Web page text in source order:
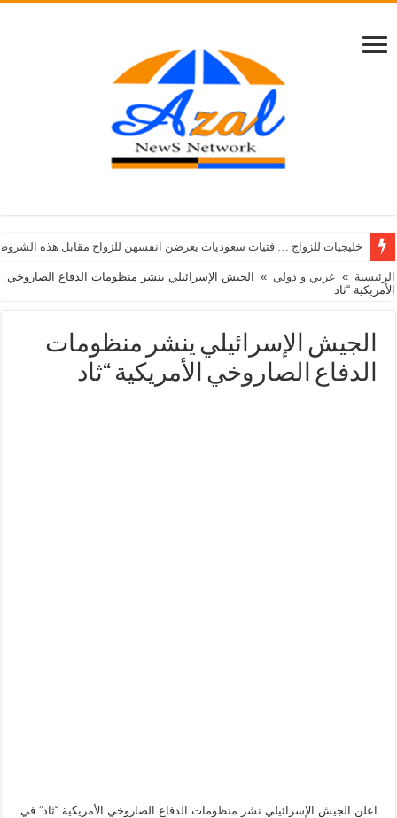
خليجيات للزواج … فتيات سعوديات يعرضن انفسهن للزواج مقابل هذه
الرئيسية » عربي و دولي »
الجيش الإسرائيلي ينشر منظومات الدفاع الصاروخي
الأمريكية “ثاد
الجيش الإسرائيلي ينشر منظومات
الدفاع الصاروخي الأمريكية “ثاد
اعلن الجيش الإسرائيلي نشر منظومات الدفاع الصاروخي الأمريكية “ثاد” في